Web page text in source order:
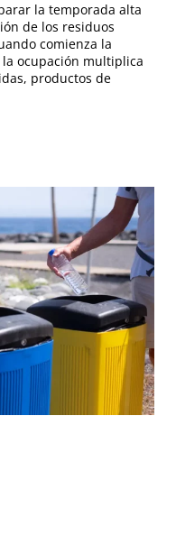
la temporada alta
de los residuos
comienza la
ocupación multiplica
productos de